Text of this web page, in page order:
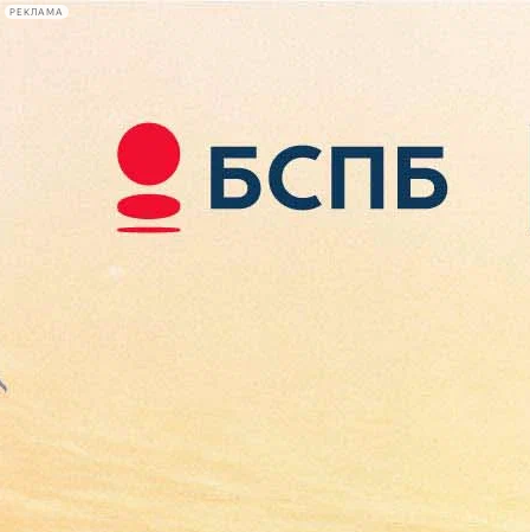
РЕКЛАМА
Сегодня:
2026.08.09
17:59
Афиша Plus